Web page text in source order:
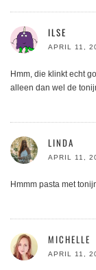
ILSE
APRIL 11,
Hmm, die klinkt echt
alleen dan wel de
LINDA
APRIL 11,
Hmmm pasta met
MICHELLE
APRIL 11,